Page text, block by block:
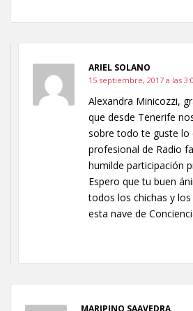
ARIEL SOLANO
15 septiembre, 2017 a las
Alexandra Minicozzi,
que desde Tenerife
sobre todo te guste lo
profesional de Radio
humilde participación
Espero que tu buen
todos los chichas y
esta nave de
MARIPINO SAAVEDRA